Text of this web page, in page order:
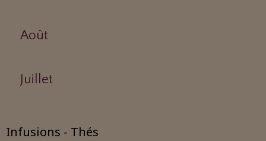
Août
Juillet
Infusions - Thés